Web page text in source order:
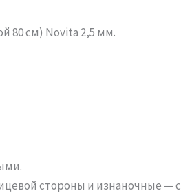
80 см) Novita 2,5 мм.
стороны и изнаночные — с